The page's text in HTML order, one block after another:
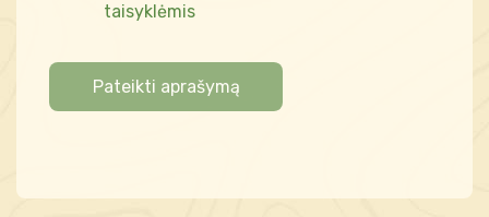
taisyklėmis
Pateikti aprašymą